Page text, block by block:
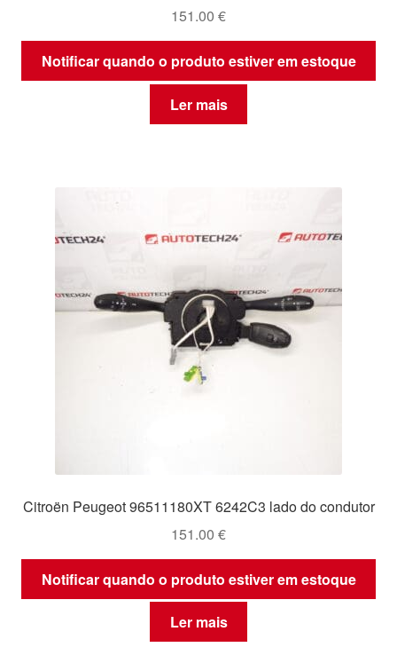
151.00 €
Notificar quando o produto estiver em estoque
Ler mais
Citroën Peugeot 96511180XT 6242C3 lado do condutor
151.00 €
Notificar quando o produto estiver em estoque
Ler mais